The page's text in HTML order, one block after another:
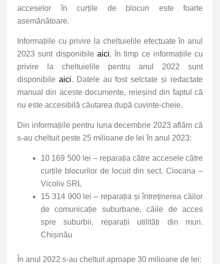
acceselor în curțile de blocuri este foarte
asemănătoare.
Informațiile cu privire la cheltuielile efectuate în anul
2023 sunt disponibile aici, în timp ce informațiile cu
privire la cheltuielile pentru anul 2022 sunt
disponibile aici. Datele au fost selctate și redactate
manual din aceste documente, reieșind din faptul că
nu este accesibilă căutarea după cuvinte-cheie.
Din informațiile pentru luna decembrie 2023 aflăm că
s-au cheltuit peste 25 milioane de lei în anul 2023:
10 169 500 lei – reparația către accesele către
curțile blocurilor de locuit din sect. Ciocana –
Vicoliv SRL
15 314 900 lei – reparația și întreținerea căilor
de comunicație suburbane, căile de acces
spre suburbii, reparații utilități din mun.
Chișinău
În anul 2022 s-au cheltuit aproape 30 milioane de lei: